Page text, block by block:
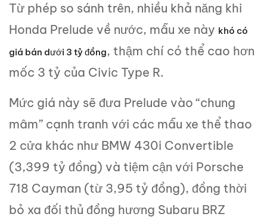
Từ phép so sánh trên, nhiều khả năng khi
Honda Prelude về nước, mẫu xe này khó có
giá bán dưới 3 tỷ đồng, thậm chí có thể cao hơn
mốc 3 tỷ của Civic Type R.
Mức giá này sẽ đưa Prelude vào “chung
mâm” cạnh tranh với các mẫu xe thể thao
2 cửa khác như BMW 430i Convertible
(3,399 tỷ đồng) và tiệm cận với Porsche
718 Cayman (từ 3,95 tỷ đồng), đồng thời
bỏ xa đối thủ đồng hương Subaru BRZ